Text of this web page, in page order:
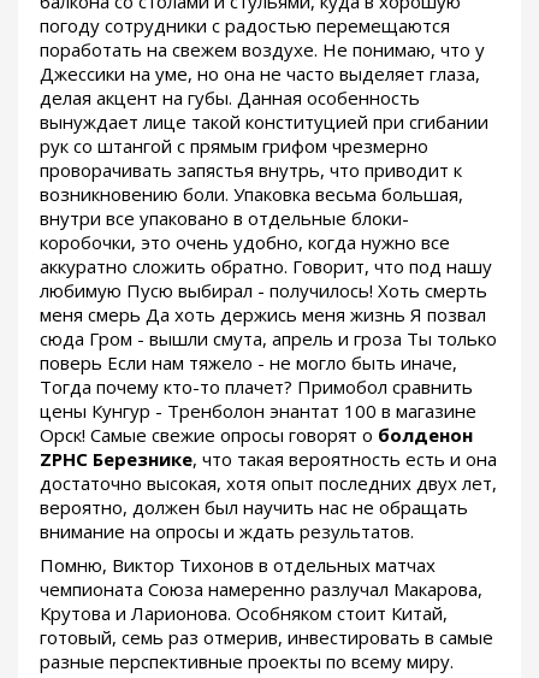
погоду сотрудники с радостью перемещаются
поработать на свежем воздухе. Не понимаю, что у
Джессики на уме, но она не часто выделяет глаза,
делая акцент на губы. Данная особенность
вынуждает лице такой конституцией при сгибании
рук со штангой с прямым грифом чрезмерно
проворачивать запястья внутрь, что приводит к
возникновению боли. Упаковка весьма большая,
внутри все упаковано в отдельные блоки-
коробочки, это очень удобно, когда нужно все
аккуратно сложить обратно. Говорит, что под нашу
любимую Пусю выбирал - получилось! Хоть смерть
меня смерь Да хоть держись меня жизнь Я позвал
сюда Гром - вышли смута, апрель и гроза Ты только
поверь Если нам тяжело - не могло быть иначе,
Тогда почему кто-то плачет? Примобол сравнить
цены Кунгур - Тренболон энантат 100 в магазине
Орск! Самые свежие опросы говорят о болденон
ZPHC Березнике, что такая вероятность есть и она
достаточно высокая, хотя опыт последних двух лет,
вероятно, должен был научить нас не обращать
внимание на опросы и ждать результатов.
Помню, Виктор Тихонов в отдельных матчах
чемпионата Союза намеренно разлучал Макарова,
Крутова и Ларионова. Особняком стоит Китай,
готовый, семь раз отмерив, инвестировать в самые
разные перспективные проекты по всему миру.